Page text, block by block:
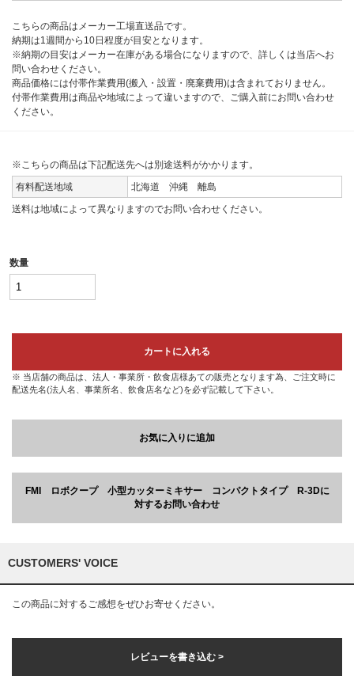
こちらの商品はメーカー工場直送品です。
納期は1週間から10日程度が目安となります。
※納期の目安はメーカー在庫がある場合になりますので、詳しくは当店へお
問い合わせください。
商品価格には付帯作業費用(搬入・設置・廃棄費用)は含まれておりません。
付帯作業費用は商品や地域によって違いますので、ご購入前にお問い合わせ
ください。
※こちらの商品は下記配送先へは別途送料がかかります。
有料配送地域
北海道 沖縄 離島
送料は地域によって異なりますのでお問い合わせください。
数量
カートに入れる
※ 当店舗の商品は、法人・事業所・飲食店様あての販売となります為、ご注文時に
配送先名(法人名、事業所名、飲食店名など)を必ず記載して下さい。
お気に入りに追加
FMI ロボクープ 小型カッターミキサー コンパクトタイプ R-3Dに
対するお問い合わせ
CUSTOMERS' VOICE
この商品に対するご感想をぜひお寄せください。
レビューを書き込む >